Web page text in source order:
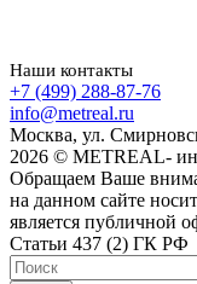
Наши контакты
+7 (499) 288-87-76
info@metreal.ru
Москва, ул.
2026 © METREAL-
Обращаем Ваше
на данном сайте
является публичной
Статьи 437 (2) ГК РФ